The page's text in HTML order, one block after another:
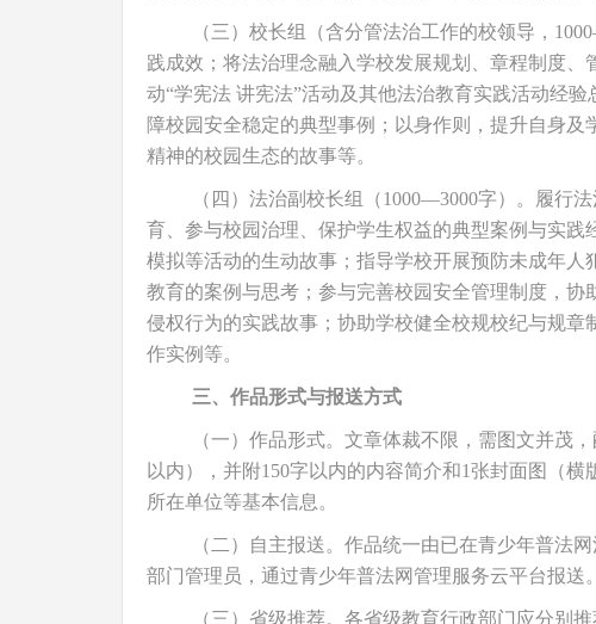
（三）校长组（含分管法治工作的校领导，
践成效；将法治理念融入学校发展规划、章程制度
动“学宪法 讲宪法”活动及其他法治教育实践活动经
障校园安全稳定的典型事例；以身作则，提升自身
精神的校园生态的故事等。
（四）法治副校长组（1000—3000字）。履行
育、参与校园治理、保护学生权益的典型案例与实
模拟等活动的生动故事；指导学校开展预防未成年
教育的案例与思考；参与完善校园安全管理制度，
侵权行为的实践故事；协助学校健全校规校纪与规
作实例等。
三、作品形式与报送方式
（一）作品形式。文章体裁不限，需图文并茂
以内），并附150字以内的内容简介和1张封面图（横
所在单位等基本信息。
（二）自主报送。作品统一由已在青少年普法
部门管理员，通过青少年普法网管理服务云平台报送。
（三）省级推荐。各省级教育行政部门应分别